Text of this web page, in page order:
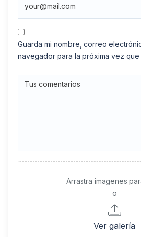
Guarda mi nombre, correo
navegador para la próxima vez que
Arrastra imagenes
o
Ver galería